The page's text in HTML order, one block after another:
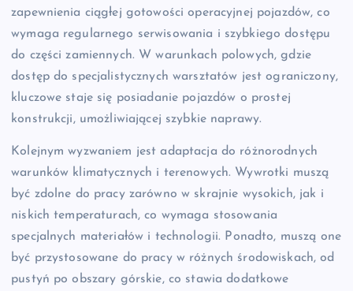
zapewnienia ciągłej gotowości operacyjnej pojazdów, co
wymaga regularnego serwisowania i szybkiego dostępu
do części zamiennych. W warunkach polowych, gdzie
dostęp do specjalistycznych warsztatów jest ograniczony,
kluczowe staje się posiadanie pojazdów o prostej
konstrukcji, umożliwiającej szybkie naprawy.
Kolejnym wyzwaniem jest adaptacja do różnorodnych
warunków klimatycznych i terenowych. Wywrotki muszą
być zdolne do pracy zarówno w skrajnie wysokich, jak i
niskich temperaturach, co wymaga stosowania
specjalnych materiałów i technologii. Ponadto, muszą one
być przystosowane do pracy w różnych środowiskach, od
pustyń po obszary górskie, co stawia dodatkowe